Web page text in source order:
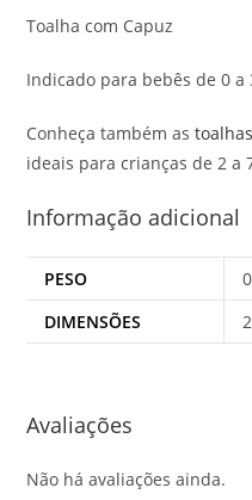
Toalha com Capuz
Indicado para bebês de 0 a
Conheça também as
ideais para crianças de 2 a
Informação adicional
PESO
DIMENSÕES
Avaliações
Não há avaliações ainda.